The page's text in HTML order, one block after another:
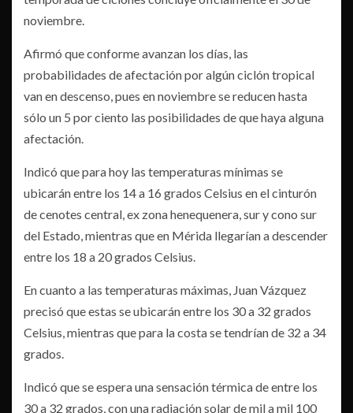
noviembre.
Afirmó que conforme avanzan los días, las
probabilidades de afectación por algún ciclón tropical
van en descenso, pues en noviembre se reducen hasta
sólo un 5 por ciento las posibilidades de que haya alguna
afectación.
Indicó que para hoy las temperaturas mínimas se
ubicarán entre los 14 a 16 grados Celsius en el cinturón
de cenotes central, ex zona henequenera, sur y cono sur
del Estado, mientras que en Mérida llegarían a descender
entre los 18 a 20 grados Celsius.
En cuanto a las temperaturas máximas, Juan Vázquez
precisó que estas se ubicarán entre los 30 a 32 grados
Celsius, mientras que para la costa se tendrían de 32 a 34
grados.
Indicó que se espera una sensación térmica de entre los
30 a 32 grados, con una radiación solar de mil a mil 100